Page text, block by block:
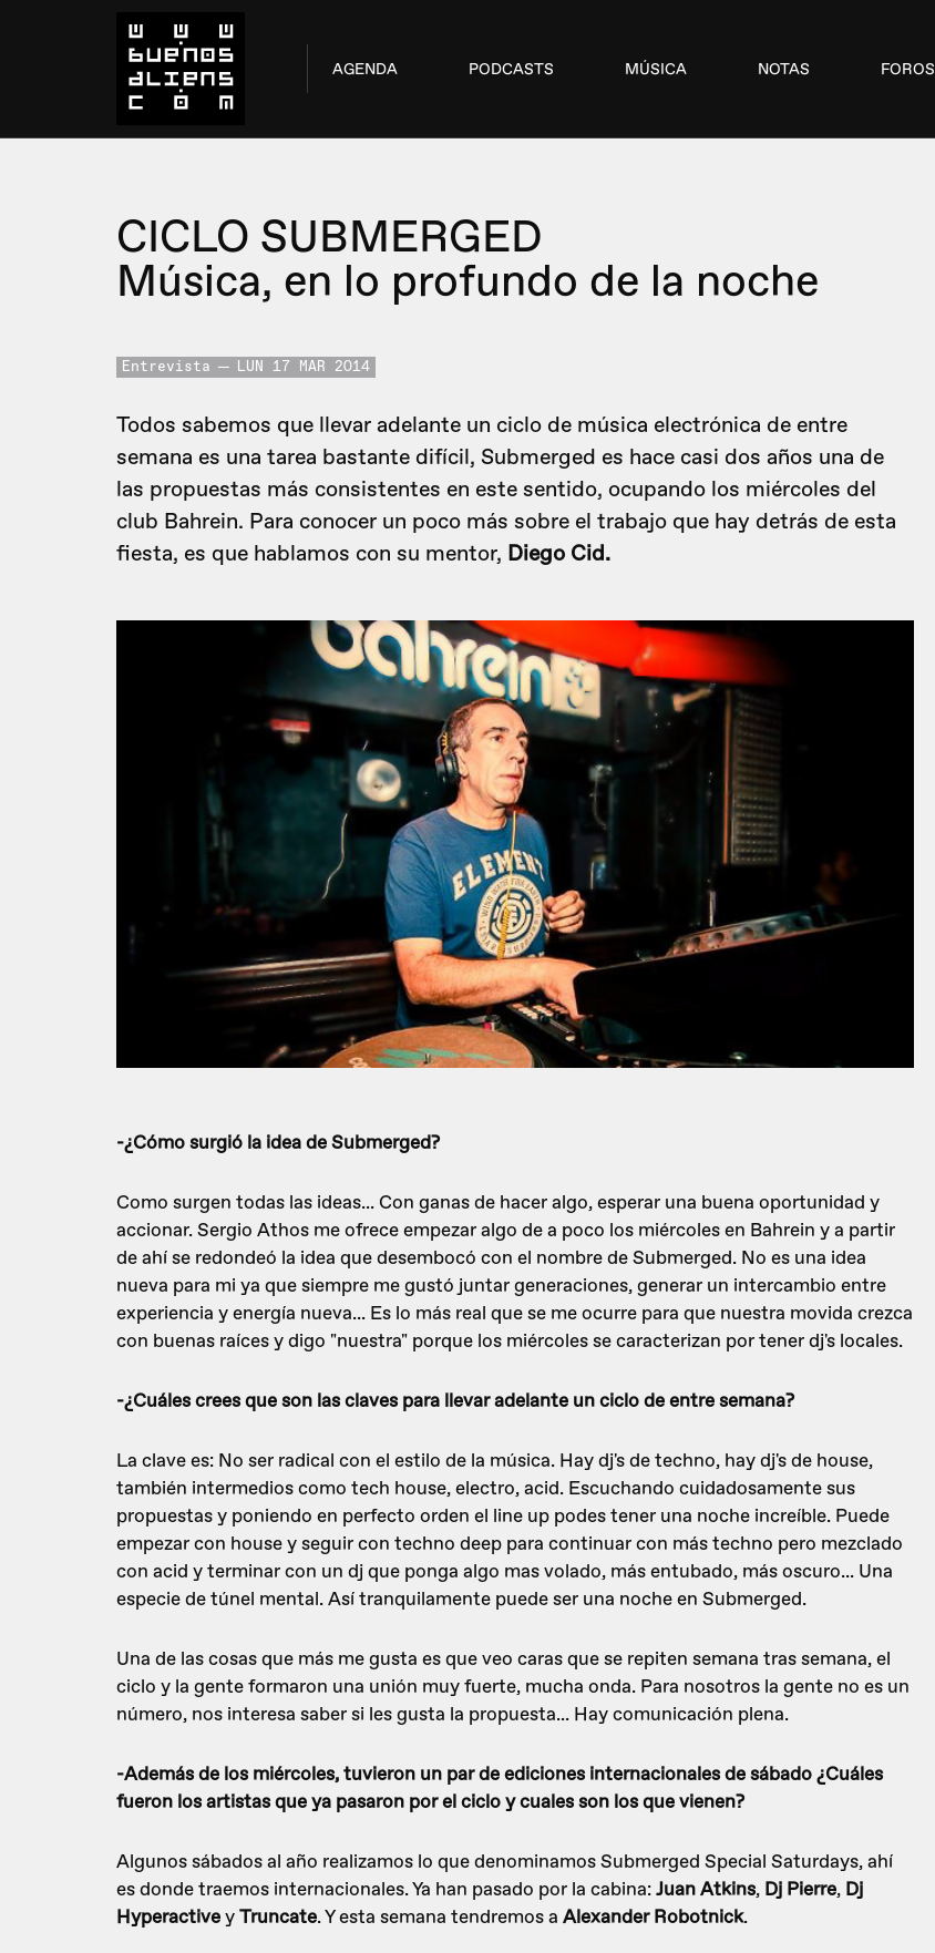
AGENDA PODCASTS MÚSICA NOTAS FOROS
CICLO SUBMERGED
Música, en lo profundo de la noche
Entrevista LUN 17 MAR 2014
Todos sabemos que llevar adelante un ciclo de música electrónica de entre
semana es una tarea bastante difícil, Submerged es hace casi dos años una de
las propuestas más consistentes en este sentido, ocupando los miércoles del
club Bahrein. Para conocer un poco más sobre el trabajo que hay detrás de esta
fiesta, es que hablamos con su mentor, Diego Cid.
-¿Cómo surgió la idea de Submerged?
Como surgen todas las ideas... Con ganas de hacer algo, esperar una buena oportunidad y
accionar. Sergio Athos me ofrece empezar algo de a poco los miércoles en Bahrein y a partir
de ahí se redondeó la idea que desembocó con el nombre de Submerged. No es una idea
nueva para mi ya que siempre me gustó juntar generaciones, generar un intercambio entre
experiencia y energía nueva... Es lo más real que se me ocurre para que nuestra movida crezca
con buenas raíces y digo "nuestra" porque los miércoles se caracterizan por tener dj's locales.
-¿Cuáles crees que son las claves para llevar adelante un ciclo de entre semana?
La clave es: No ser radical con el estilo de la música. Hay dj's de techno, hay dj's de house,
también intermedios como tech house, electro, acid. Escuchando cuidadosamente sus
propuestas y poniendo en perfecto orden el line up podes tener una noche increíble. Puede
empezar con house y seguir con techno deep para continuar con más techno pero mezclado
con acid y terminar con un dj que ponga algo mas volado, más entubado, más oscuro... Una
especie de túnel mental. Así tranquilamente puede ser una noche en Submerged.
Una de las cosas que más me gusta es que veo caras que se repiten semana tras semana, el
ciclo y la gente formaron una unión muy fuerte, mucha onda. Para nosotros la gente no es un
número, nos interesa saber si les gusta la propuesta... Hay comunicación plena.
-Además de los miércoles, tuvieron un par de ediciones internacionales de sábado ¿Cuáles
fueron los artistas que ya pasaron por el ciclo y cuales son los que vienen?
Algunos sábados al año realizamos lo que denominamos Submerged Special Saturdays, ahí
es donde traemos internacionales. Ya han pasado por la cabina:Juan Atkins, Dj Pierre, Dj
HyperactiveyTruncate. Y esta semana tendremos a Alexander Robotnick.